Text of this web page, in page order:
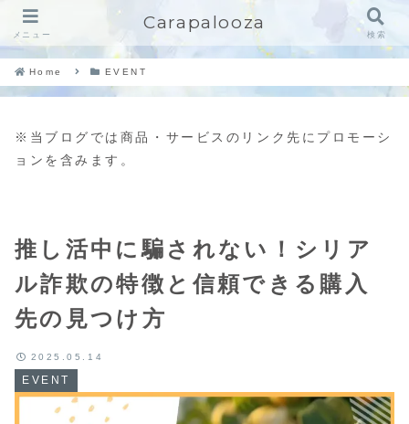
Home EVENT
推し活中に騙されない！シリア
ル詐欺の特徴と信頼できる購入
先の見つけ方
※当ブログでは商品・サービスのリンク先にプロモーシ
ョンを含みます。
EVENT
2025.05.14
メニュー
Carapalooza
検索